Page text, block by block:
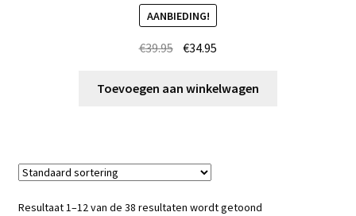
AANBIEDING!
€39.95 Oorspronkelijke
was:
€34.95
is:
Toevoegen aan winkelwagen
Resultaat 1–12 van de 38 resultaten wordt getoond